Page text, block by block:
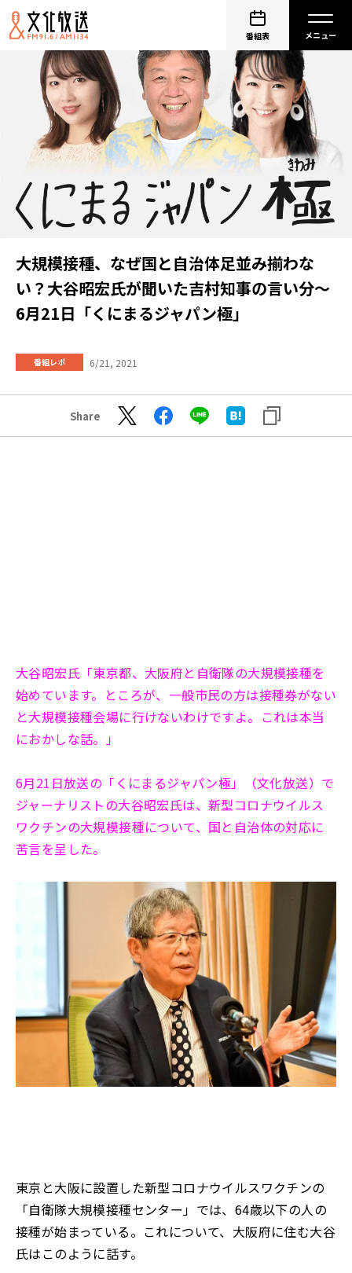
番組表
大規模接種、なぜ国と自治体足並み揃わな
い？大谷昭宏氏が聞いた吉村知事の言い分～
6月21日「くにまるジャパン極」
番組レポ 6/21, 2021
Share
大谷昭宏​氏「東京都、大阪府と自衛隊の大規模接種を
始めています。ところが、一般市民の方は接種券がない
と大規模接種会場に行けないわけですよ。これは本当
におかしな話。」
6月21日放送の「くにまるジャパン極」（文化放送）で
ジャーナリストの大谷昭宏​氏は、新型コロナウイルス
ワクチンの大規模接種について、国と自治体の対応に
苦言を呈した。
東京と大阪に設置した新型コロナウイルスワクチンの
「自衛隊大規模接種センター」では、64歳以下の人の
接種が始まっている。これについて、大阪府に住む大谷
氏はこのように話す。